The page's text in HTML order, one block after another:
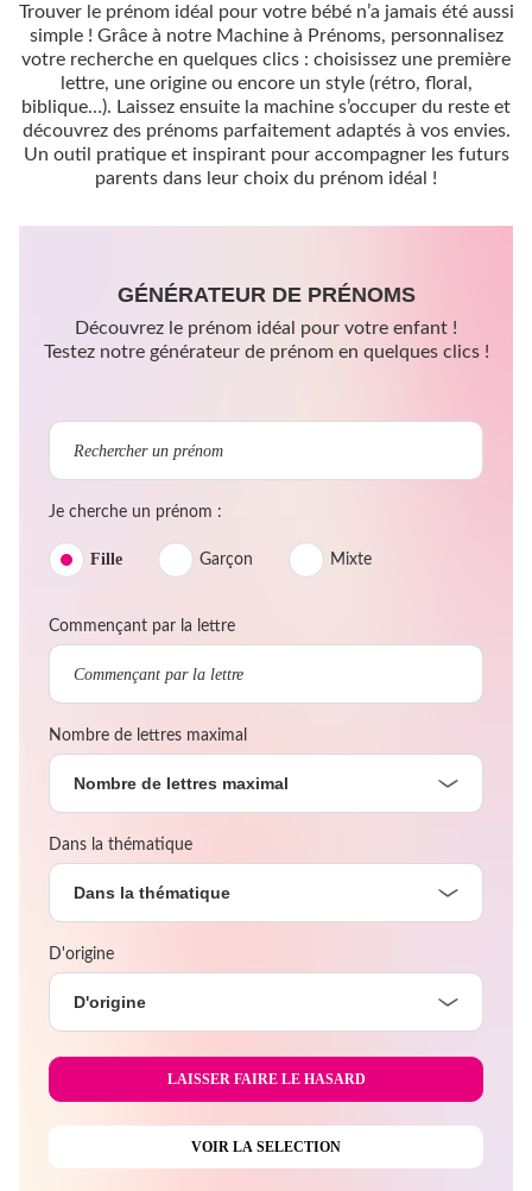
Trouver le prénom idéal pour votre bébé n’a jamais été aussi
simple ! Grâce à notre Machine à Prénoms, personnalisez
votre recherche en quelques clics : choisissez une première
lettre, une origine ou encore un style (rétro, floral,
biblique…). Laissez ensuite la machine s’occuper du reste et
découvrez des prénoms parfaitement adaptés à vos envies.
Un outil pratique et inspirant pour accompagner les futurs
parents dans leur choix du prénom idéal !
GÉNÉRATEUR DE PRÉNOMS
Découvrez le prénom idéal pour votre enfant !
Testez notre générateur de prénom en quelques clics !
Je cherche un prénom :
Fille Garçon Mixte
Commençant par la lettre
Nombre de lettres maximal
Nombre de lettres maximal
Dans la thématique
Dans la thématique
D'origine
D'origine